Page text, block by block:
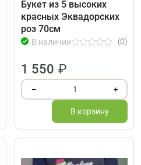
Букет из 5 высоких
красных Эквадорских
роз 70см
В наличии (0)
1 550 ₽
– 1 +
В корзину